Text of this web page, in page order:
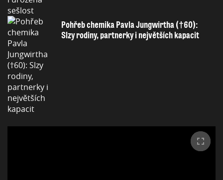
Pohřeb chemika Pavla Jungwirtha (†60):
Slzy rodiny, partnerky i největších kapacit